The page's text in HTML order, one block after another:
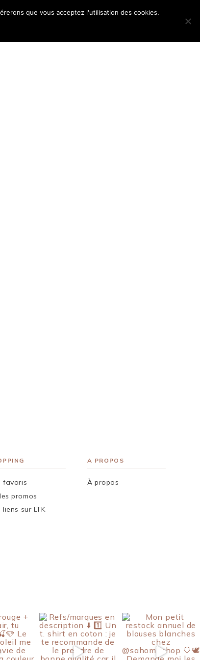
favoris
promos
liens sur LTK
A PROPOS
À propos
que vous acceptez l'utilisation des cookies.